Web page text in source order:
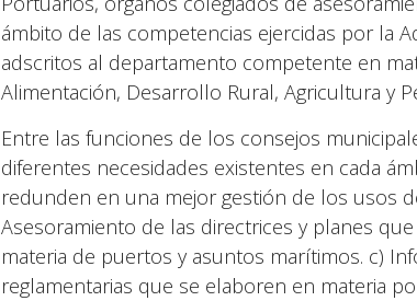
ámbito de las competencias ejercidas por la
adscritos al departamento competente en
Alimentación, Desarrollo Rural, Agricultura y
Entre las funciones de los consejos
diferentes necesidades existentes en cada
redunden en una mejor gestión de los usos
Asesoramiento de las directrices y planes
materia de puertos y asuntos marítimos. c)
reglamentarias que se elaboren en materia